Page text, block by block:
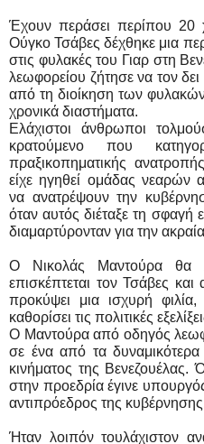
Έχουν περάσει περίπου 20
Ούγκο Τσάβες δέχθηκε μια
στις φυλακές του Γιαρ στη
λεωφορείου ζήτησε να τον δει
από τη διοίκηση των φυλακών
χρονικά διαστήματα.
Ελάχιστοι άνθρωποι
κρατούμενο που
πραξικοπηματικής
είχε ηγηθεί ομάδας νεαρών
να ανατρέψουν την
όταν αυτός διέταξε τη
διαμαρτύρονταν για την
Ο Νικολάς Μαντούρα θα
επισκέπτεται τον Τσάβες και
προκύψει μια ισχυρή
καθορίσει τις πολιτικές
Ο Μαντούρα από οδηγός
σε ένα από τα δυναμικότερα
κινήματος της Βενεζουέλας.
στην προεδρία έγινε
αντιπρόεδρος της
Ήταν λοιπόν τουλάχιστον